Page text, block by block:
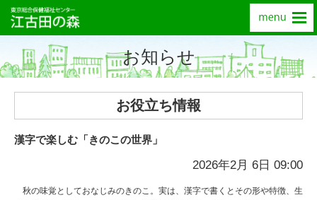
お知らせ
お役立ち情報
漢字で楽しむ「きのこの世界」
2026年2月 6日 09:00
秋の味覚としておなじみのきのこ。実は、漢字で書くとその形や特徴、生